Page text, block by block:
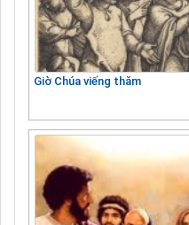
Giờ Chúa viếng thăm